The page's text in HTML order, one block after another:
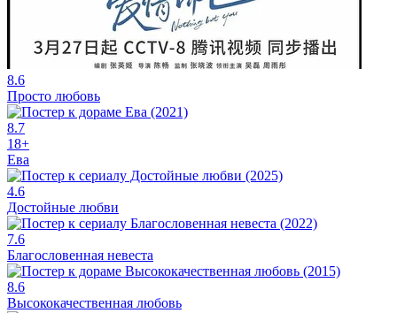
8.6
Просто любовь
8.7
18+
Ева
4.6
Достойные любви
7.6
Благословенная невеста
8.6
Высококачественная любовь